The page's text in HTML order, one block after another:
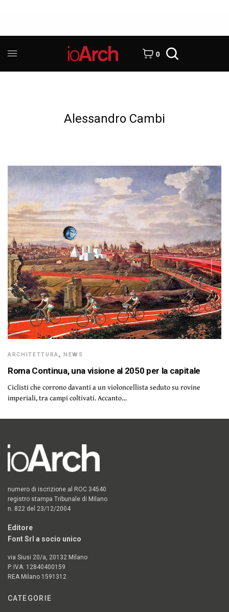
0
Alessandro Cambi
ARCHITETTURA,NEWS
Roma Continua, una visione al 2050 per la capitale
Ciclisti che corrono davanti a un violoncellista seduto su rovine
imperiali, tra campi coltivati. Accanto…
numero di iscrizione al ROC 34540
registro stampa Tribunale di Milano
n. 822 del 23/12/2004
Editore
Font Srl a socio unico
via Siusi 20/a, 20132 Milano
P. IVA: 12840400159
REA Milano 1591312
CATEGORIE